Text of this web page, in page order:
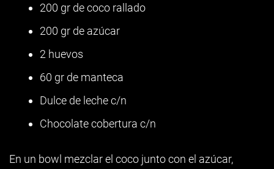
200 gr de coco rallado
200 gr de azúcar
2 huevos
60 gr de manteca
Dulce de leche c/n
Chocolate cobertura c/n
En un bowl mezclar el coco junto con el azúcar,